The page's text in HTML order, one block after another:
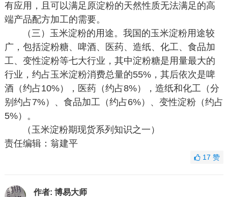
有应用，且可以满足原淀粉的天然性质无法满足的高
端产品配方加工的需要。
（三）玉米淀粉的用途。我国的玉米淀粉用途较
广，包括淀粉糖、啤酒、医药、造纸、化工、食品加
工、变性淀粉等七大行业，其中淀粉糖是用量最大的
行业，约占玉米淀粉消费总量的55%，其后依次是啤
酒（约占10%），医药（约占8%），造纸和化工（分
别约占7%）、食品加工（约占6%）、变性淀粉（约占
5%）。
（玉米淀粉期现货系列知识之一）
责任编辑：翁建平
17赞
作者: 博易大师